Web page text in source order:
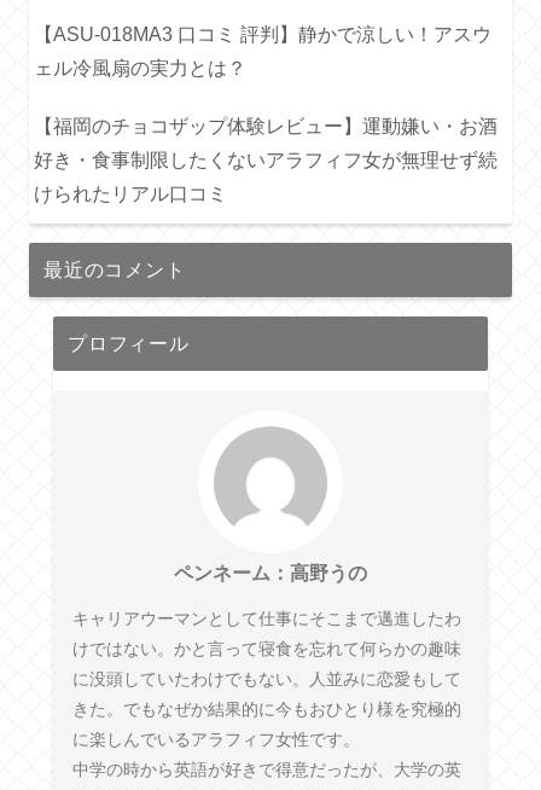
【ASU-018MA3 口コミ 評判】静かで涼しい！アスウ
ェル冷風扇の実力とは？
【福岡のチョコザップ体験レビュー】運動嫌い・お酒
好き・食事制限したくないアラフィフ女が無理せず続
けられたリアル口コミ
最近のコメント
プロフィール
ペンネーム：高野うの
キャリアウーマンとして仕事にそこまで邁進したわ
けではない。かと言って寝食を忘れて何らかの趣味
に没頭していたわけでもない。人並みに恋愛もして
きた。でもなぜか結果的に今もおひとり様を究極的
に楽しんでいるアラフィフ女性です。
中学の時から英語が好きで得意だったが、大学の英